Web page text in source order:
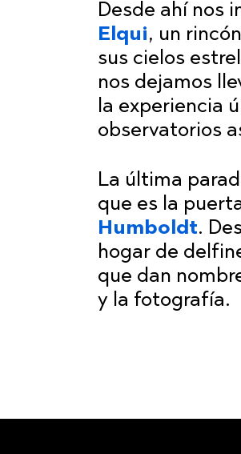
Desde ahí nos
Elqui, un
sus cielos
nos dejamos
la experiencia
observatorios
La última
que es la
Humboldt.
hogar de
que dan
y la fotografía.